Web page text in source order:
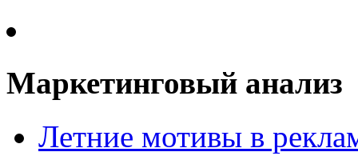
Маркетинговый анализ
Летние мотивы в